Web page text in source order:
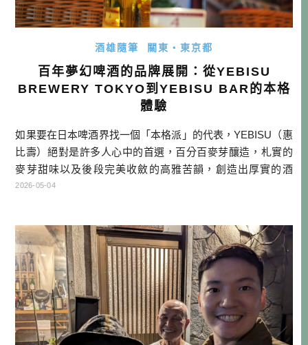
酒雄隨筆 關東・東京都
百年夢幻啤酒的品牌展開：從YEBISU
BREWERY TOKYO到YEBISU BAR的本格
體驗
如果要在日本啤酒界找一個「本格派」的代表，YEBISU（惠
比壽）絕對是許多人心中的首選，百分百麥芽釀造，札實的
麥芽甜味以及後段完美收斂的高雅苦韻，創造出厚實的酒
體。這個以東京地名為名——甚至強大到反過來讓政府用它
O BEER（札幌啤酒）集團旗下的商品哦！在母公司的品牌佈
局中，SAP […]…
2026-05-04